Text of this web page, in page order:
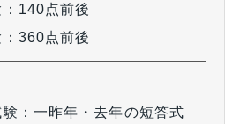
：140点前後
360点前後
験：一昨年・去年の短答式